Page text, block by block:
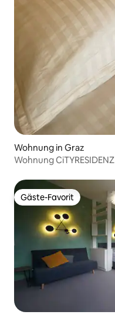
Wohnung in Graz
Wohnung CiTYRESIDENZ
Gäste-Favorit
Gäste-Favorit